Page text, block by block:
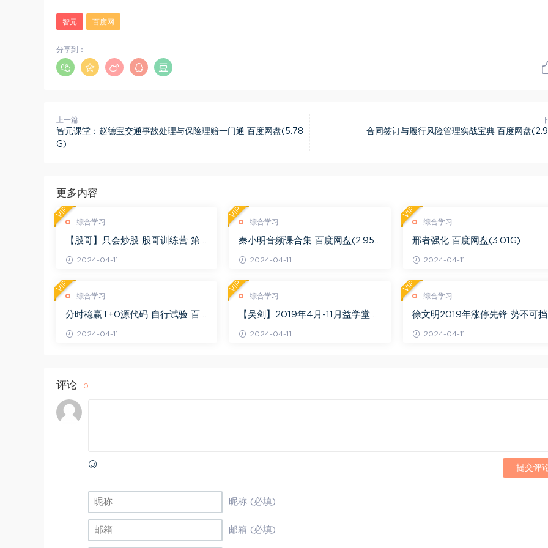
智元 百度网
分享到：
上一篇
智元课堂：赵德宝交通事故处理与保险理赔一门通 百度网盘(5.78
G)
合同签订与履行风险管理实战宝典 百度网盘
更多内容
综合学习
【股哥】只会炒股 股哥训练营 第
2024-04-11
VIP
综合学习
秦小明音频课合集 百度网盘(2.95
2024-04-11
VIP
综合学习
邢者强化 百度网盘(3.01G)
2024-04-11
VIP
综合学习
分时稳赢T+0源代码 自行试验 百
2024-04-11
VIP
综合学习
【吴剑】2019年4月-11月益学堂吴
2024-04-11
VIP
综合学习
徐文明2019年涨停先锋 势不可挡
百度网盘(10.98G)
2024-04-11
VIP
评论 0
提交评
昵称 (必填)
邮箱 (必填)